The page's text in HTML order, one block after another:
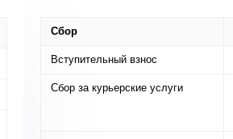
Сбор
Вступительный взнос
Сбор за курьерские услуги